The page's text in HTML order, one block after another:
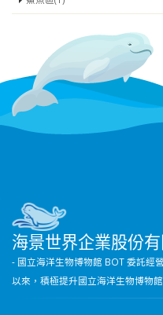
海景世界企業股份
- 國立海洋生物博物館 BOT 委託經
以來，積極提升國立海洋生物博物